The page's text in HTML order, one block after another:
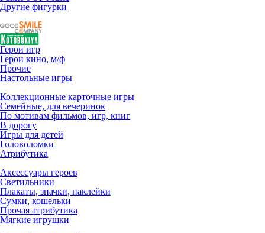
Другие фигурки
Герои игр
Герои кино, м/ф
Прочие
Настольные игры
Коллекционные карточные игры
Семейные, для вечеринок
По мотивам фильмов, игр, книг
В дорогу
Игры для детей
Головоломки
Атрибутика
Аксессуары героев
Светильники
Плакаты, значки, наклейки
Сумки, кошельки
Прочая атрибутика
Мягкие игрушки